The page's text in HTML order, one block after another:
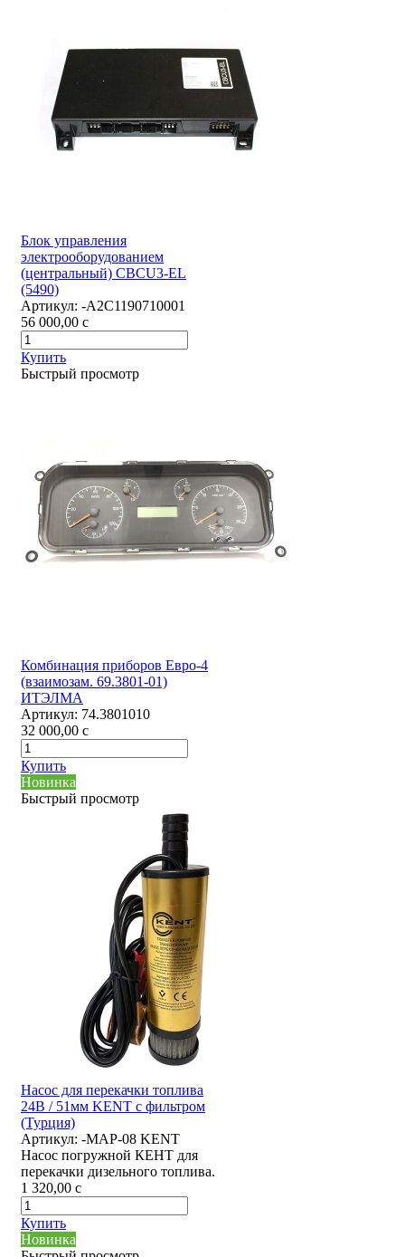
Блок управления
электрооборудованием
(центральный) CBCU3-EL
(5490)
Артикул: -А2С1190710001
56 000,00 c
Купить
Быстрый просмотр
Комбинация приборов Евро-4
(взаимозам. 69.3801-01)
ИТЭЛМА
Артикул: 74.3801010
32 000,00 c
Купить
Новинка
Быстрый просмотр
Насос для перекачки топлива
24В / 51мм KENT с фильтром
(Турция)
Артикул: -MAP-08 KENT
Насос погружной КЕНТ для
перекачки дизельного топлива.
1 320,00 c
Купить
Новинка